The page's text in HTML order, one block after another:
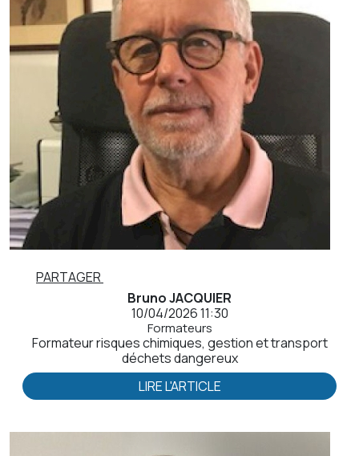
PARTAGER
Bruno JACQUIER
10/04/2026 11:30
Formateurs
Formateur risques chimiques, gestion et transport
déchets dangereux
LIRE L'ARTICLE